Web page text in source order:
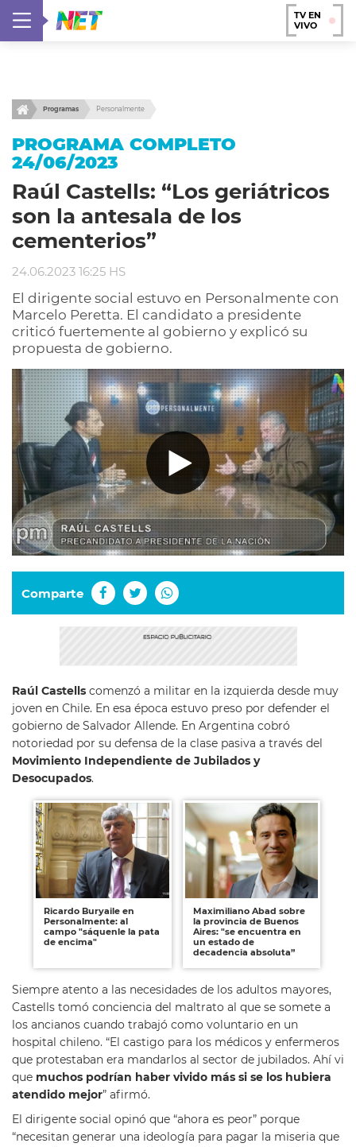
TV EN
VIVO
Programas Personalmente
PROGRAMA COMPLETO
24/06/2023
Raúl Castells: “Los geriátricos
son la antesala de los
cementerios”
24.06.2023 16:25 HS
El dirigente social estuvo en Personalmente con
Marcelo Peretta. El candidato a presidente
criticó fuertemente al gobierno y explicó su
propuesta de gobierno.
Comparte
Raúl Castells comenzó a militar en la izquierda desde muy
joven en Chile. En esa época estuvo preso por defender el
gobierno de Salvador Allende. En Argentina cobró
notoriedad por su defensa de la clase pasiva a través del
Movimiento Independiente de Jubilados y
Desocupados.
Ricardo Buryaile en
Personalmente: al
campo "sáquenle la pata
de encima"
Maximiliano Abad sobre
la provincia de Buenos
Aires: "se encuentra en
un estado de
decadencia absoluta”
Siempre atento a las necesidades de los adultos mayores,
Castells tomó conciencia del maltrato al que se somete a
los ancianos cuando trabajó como voluntario en un
hospital chileno. “El castigo para los médicos y enfermeros
que protestaban era mandarlos al sector de jubilados. Ahí vi
que muchos podrían haber vivido más si se los hubiera
atendido mejor” afirmó.
El dirigente social opinó que “ahora es peor” porque
“necesitan generar una ideología para pagar la miseria que